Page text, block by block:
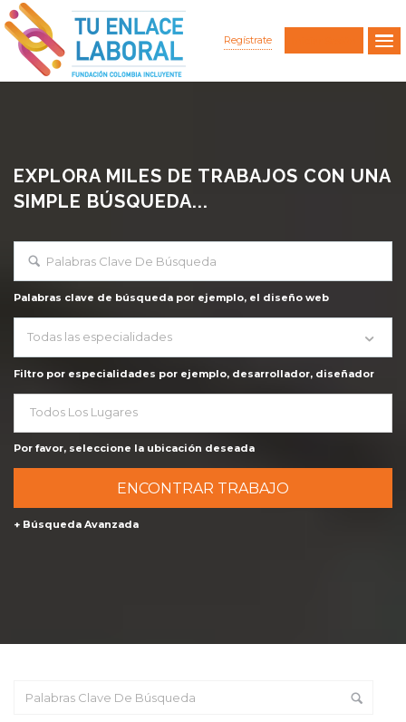
Regístrate
EXPLORA MILES DE TRABAJOS CON UNA
SIMPLE BÚSQUEDA...
Palabras clave de búsqueda por ejemplo, el diseño web
Todas las especialidades
Filtro por especialidades por ejemplo, desarrollador, diseñador
Todos Los Lugares
Por favor, seleccione la ubicación deseada
+ Búsqueda Avanzada